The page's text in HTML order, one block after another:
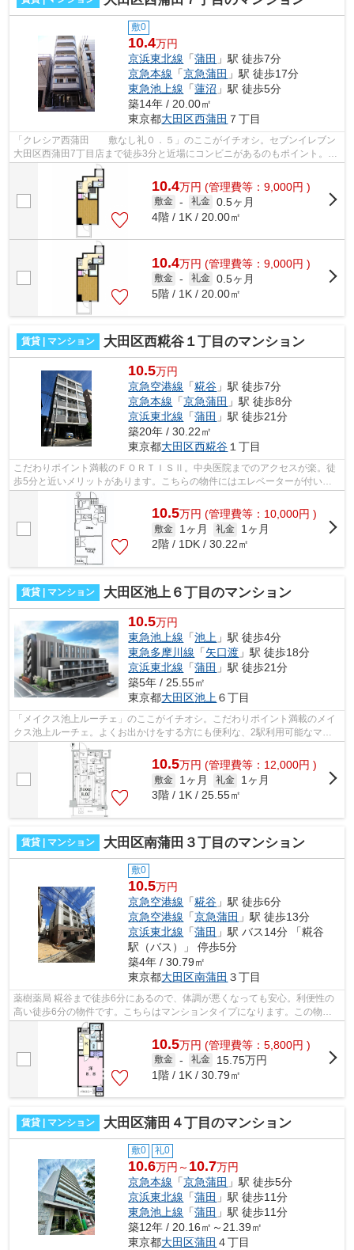
敷0
10.4万円
京浜東北線 「蒲田 」駅 徒歩7分
京急本線 「京急蒲田 」駅 徒歩17分
東急池上線 「蓮沼 」駅 徒歩5分
築14年 / 20.00㎡
東京都大田区西蒲田 ７丁目
「クレシア西蒲田 敷なし礼０．５」のここがイチオシ。セブンイレブン
大田区西蒲田7丁目店まで徒歩3分と近場にコンビニがあるのもポイント。周
辺環境の良い10階建ての建物です。魅...
10.4万円 (管理費等：9,000円 )
敷金 - 礼金 0.5ヶ月
4階 / 1K / 20.00㎡
10.4万円 (管理費等：9,000円 )
敷金 - 礼金 0.5ヶ月
5階 / 1K / 20.00㎡
賃貸 | マンション 大田区西糀谷１丁目のマンション
10.5万円
京急空港線 「糀谷 」駅 徒歩7分
京急本線 「京急蒲田 」駅 徒歩8分
京浜東北線 「蒲田 」駅 徒歩21分
築20年 / 30.22㎡
東京都大田区西糀谷 １丁目
こだわりポイント満載のＦＯＲＴＩＳⅡ。中央医院までのアクセスが楽。徒
歩5分と近いメリットがあります。こちらの物件にはエレベーターが付いて
います。朝に慌てることなく行動するた...
10.5万円 (管理費等：10,000円 )
敷金 1ヶ月 礼金
1ヶ月
2階 / 1DK / 30.22㎡
賃貸 | マンション 大田区池上６丁目のマンション
10.5万円
東急池上線 「池上 」駅 徒歩4分
東急多摩川線 「矢口渡 」駅 徒歩18分
京浜東北線 「蒲田 」駅 徒歩21分
築5年 / 25.55㎡
東京都大田区池上 ６丁目
「メイクス池上ルーチェ」のここがイチオシ。こだわりポイント満載のメイ
クス池上ルーチェ。よくお出かけをする方にも便利な、2駅利用可能なマン
ションです。外壁にはタイルが張られて...
10.5万円 (管理費等：12,000円 )
敷金 1ヶ月 礼金
1ヶ月
3階 / 1K / 25.55㎡
賃貸 | マンション 大田区南蒲田３丁目のマンション
敷0
10.5万円
京急空港線 「糀谷 」駅 徒歩6分
京急空港線 「京急蒲田 」駅 徒歩13分
京浜東北線 「蒲田 」駅 バス14分 「糀谷
駅（バス）」 停歩5分
築4年 / 30.79㎡
東京都大田区南蒲田 ３丁目
薬樹薬局 糀谷まで徒歩6分にあるので、体調が悪くなっても安心。利便性の
高い徒歩6分の物件です。こちらはマンションタイプになります。この物件
は内観も綺麗で設備も充実した、2021年...
10.5万円 (管理費等：5,800円 )
敷金 - 礼金
15.75万円
1階 / 1K / 30.79㎡
賃貸 | マンション 大田区蒲田４丁目のマンション
敷0 礼0
10.6万円～ 10.7万円
京急本線 「京急蒲田 」駅 徒歩5分
京浜東北線 「蒲田 」駅 徒歩11分
東急池上線 「蒲田 」駅 徒歩11分
築12年 / 20.16㎡～21.39㎡
東京都大田区蒲田 ４丁目